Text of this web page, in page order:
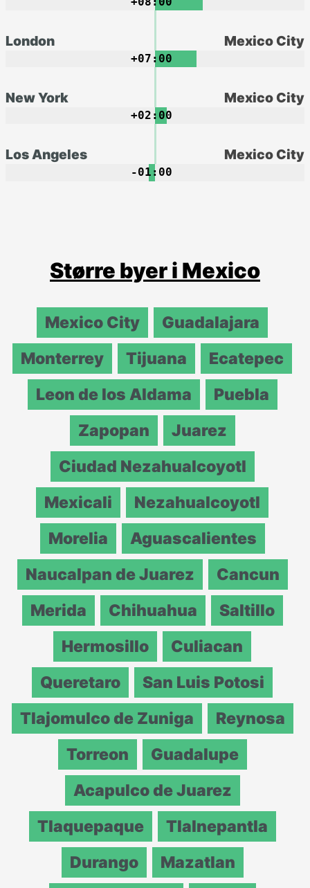
Mexico City
London
+07:00
Mexico City
New York
+02:00
Mexico City
Los Angeles
-01:00
Større byer i Mexico
Mexico City
Guadalajara
Monterrey
Tijuana
Ecatepec
Leon de los Aldama
Puebla
Zapopan
Juarez
Ciudad Nezahualcoyotl
Mexicali
Nezahualcoyotl
Morelia
Aguascalientes
Naucalpan de Juarez
Cancun
Merida
Chihuahua
Saltillo
Hermosillo
Culiacan
Queretaro
San Luis Potosi
Tlajomulco de Zuniga
Reynosa
Torreon
Guadalupe
Acapulco de Juarez
Tlaquepaque
Tlalnepantla
Durango
Mazatlan